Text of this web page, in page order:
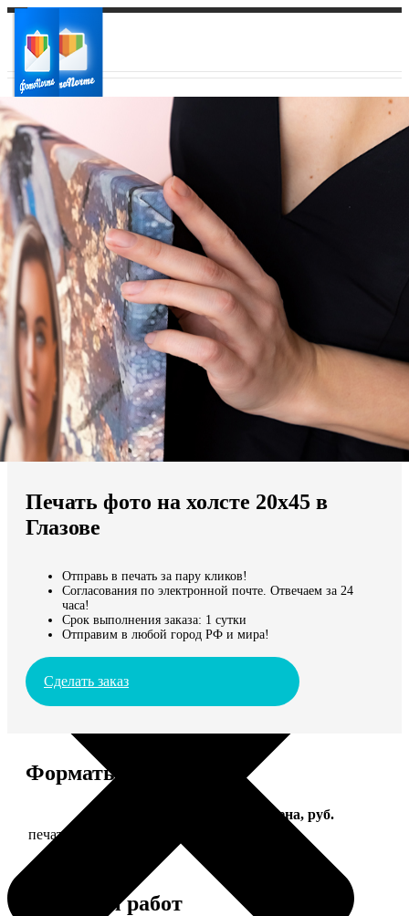
Ваш город:
Ваш регион доставки
Выберите из списка:
Мы доставляем по всему миру
Продолжить без города
Печать фото на холсте 20х45 в
Глазове
Отправь в печать за пару кликов!
Согласования по электронной почте. Отвечаем за 24
часа!
Срок выполнения заказа: 1 сутки
Отправим в любой город РФ и мира!
Сделать заказ
Форматы и цены
Цена, руб.
печать фото на холсте с подрамником
Примеры работ